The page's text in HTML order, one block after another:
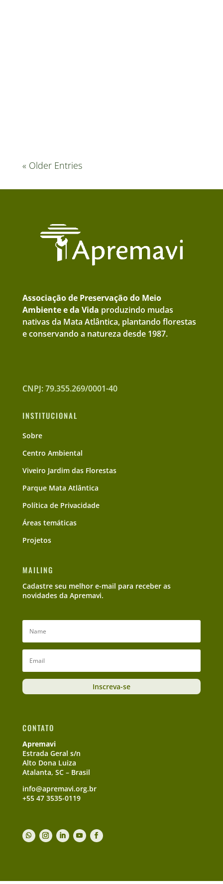
« Older Entries
Associação de Preservação do Meio
Ambiente e da Vida produzindo mudas
nativas da Mata Atlântica, plantando florestas
e conservando a natureza desde 1987.
CNPJ: 79.355.269/0001-40
INSTITUCIONAL
Sobre
Centro Ambiental
Viveiro Jardim das Florestas
Parque Mata Atlântica
Política de Privacidade
Áreas temáticas
Projetos
MAILING
Cadastre seu melhor e-mail para receber as
novidades da Apremavi.
Inscreva-se
CONTATO
Apremavi
Estrada Geral s/n
Alto Dona Luiza
Atalanta, SC – Brasil
info@apremavi.org.br
+55 47 3535-0119